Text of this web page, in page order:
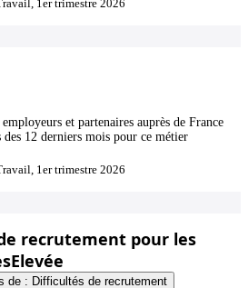
1er trimestre 2026
employeurs et partenaires auprès de France
12 derniers mois pour ce métier
1er trimestre 2026
recrutement pour les
Elevée
de : Difficultés de recrutement